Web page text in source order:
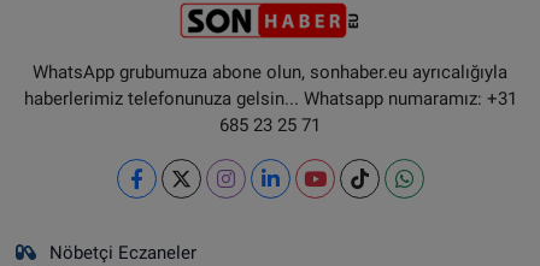
WhatsApp grubumuza abone olun, sonhaber.eu ayrıcalığıyla
haberlerimiz telefonunuza gelsin... Whatsapp numaramız: +31
685 23 25 71
Nöbetçi Eczaneler